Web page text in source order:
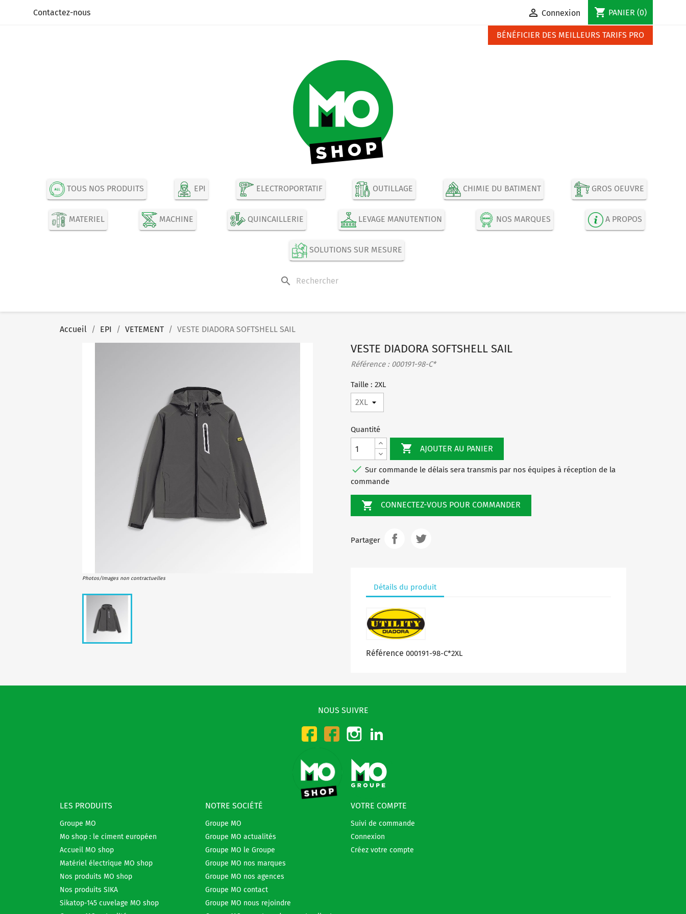
Contactez-nous  Connexion shopping_cart PANIER (0)
BÉNÉFICIER DES MEILLEURS TARIFS PRO
TOUS NOS PRODUITS EPI ELECTROPORTATIF OUTILLAGE CHIMIE DU BATIMENT GROS OEUVRE
MATERIEL MACHINE QUINCAILLERIE LEVAGE MANUTENTION NOS MARQUES A PROPOS
SOLUTIONS SUR MESURE
search
Accueil EPI VETEMENT VESTE DIADORA SOFTSHELL SAIL
Photos/Images non contractuelles
VESTE DIADORA SOFTSHELL SAIL
Référence : 000191-98-C*
Taille : 2XL
Quantité
 AJOUTER AU PANIER
 Sur commande le délais sera transmis par nos équipes à réception de la
commande
 CONNECTEZ-VOUS POUR COMMANDER
Partager
Détails du produit
Référence 000191-98-C*2XL
NOUS SUIVRE
Facebook-CMO
Facebook-DMO
Instagram
LES PRODUITS
Groupe MO
Mo shop : le ciment européen
Accueil MO shop
Matériel électrique MO shop
Nos produits MO shop
Nos produits SIKA
Sikatop-145 cuvelage MO shop
NOTRE SOCIÉTÉ
Groupe MO
Groupe MO actualités
Groupe MO le Groupe
Groupe MO nos marques
Groupe MO nos agences
Groupe MO contact
Groupe MO nous rejoindre
VOTRE COMPTE
Suivi de commande
Connexion
Créez votre compte